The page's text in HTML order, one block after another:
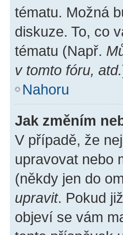
tématu. Možná
diskuze. To, co
tématu (Např.
v tomto fóru, atd.
Nahoru
Jak změním
V případě, že
upravovat nebo
(někdy jen do
upravit. Pokud
objeví se vám